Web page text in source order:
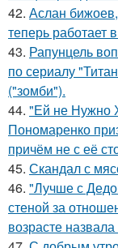
42. Аслан
теперь работает
43. Рапунцель
по сериалу
("зомби").
44. "Ей не Нужно
Пономаренко
причём не с её
45. Скандал с
46. "Лучше с
стеной за
возрасте